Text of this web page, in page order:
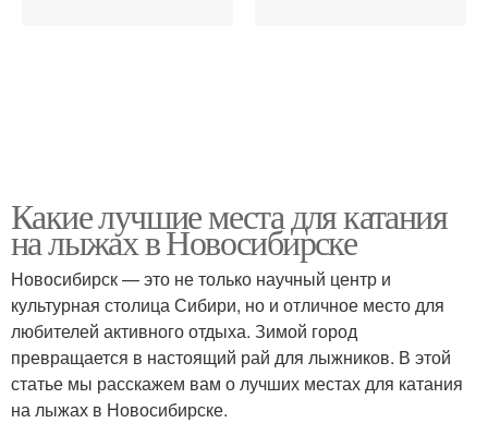
Какие лучшие места для катания
на лыжах в Новосибирске
Новосибирск — это не только научный центр и
культурная столица Сибири, но и отличное место для
любителей активного отдыха. Зимой город
превращается в настоящий рай для лыжников. В этой
статье мы расскажем вам о лучших местах для катания
на лыжах в Новосибирске.